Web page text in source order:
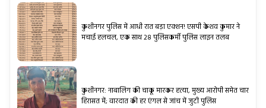
कुशीनगर पुलिस में आधी रात बड़ा एक्शन! एसपी केशव कुमार ने
मचाई हलचल, एक साथ 28 पुलिसकर्मी पुलिस लाइन तलब
कुशीनगर: नाबालिग की चाकू मारकर हत्या, मुख्य आरोपी समेत चार
हिरासत में; वारदात की हर एंगल से जांच में जुटी पुलिस